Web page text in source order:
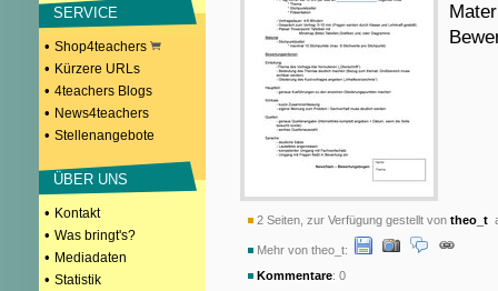
SERVICE
• Shop4teachers
• Kürzere URLs
• 4teachers Blogs
• News4teachers
• Stellenangebote
ÜBER UNS
• Kontakt
• Was bringt's?
• Mediadaten
• Statistik
2 Seiten, zur Verfügung gestellt von theo_t
Mehr von theo_t:
Kommentare: 0